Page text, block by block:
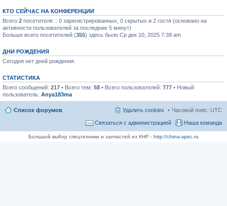
КТО СЕЙЧАС НА КОНФЕРЕНЦИИ
Всего 2 посетителя :: 0 зарегистрированных, 0 скрытых и 2 гостя (основано на
активности пользователей за последние 5 минут)
Больше всего посетителей (355) здесь было Ср дек 10, 2025 7:39 am
ДНИ РОЖДЕНИЯ
Сегодня нет дней рождения.
СТАТИСТИКА
Всего сообщений: 217 • Всего тем: 58 • Всего пользователей: 777 • Новый
пользователь: Anya183ma
Список форумов Часовой пояс: UTC
Удалить cookies
Наша команда
Связаться с администрацией
Большой выбор спецтехники и запчастей из КНР - http://china-spec.ru